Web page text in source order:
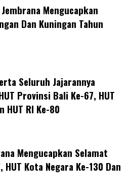
Mengucapkan
Dan Kuningan Tahun
Seluruh Jajarannya
Provinsi Bali Ke-67, HUT
HUT RI Ke-80
Mengucapkan Selamat
Kota Negara Ke-130 Dan